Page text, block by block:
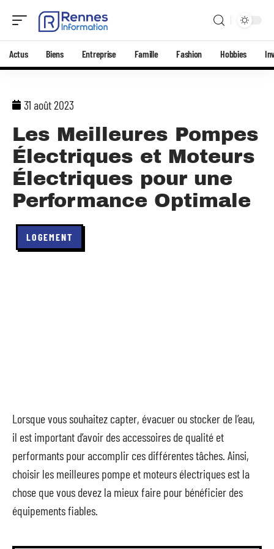
Actus Biens Entreprise Famille Fashion Hobbies
31 août 2023
Les Meilleures Pompes
Électriques et Moteurs
Électriques pour une
Performance Optimale
LOGEMENT
Lorsque vous souhaitez capter, évacuer ou stocker de l’eau,
il est important d’avoir des accessoires de qualité et
performants pour accomplir ces différentes tâches. Ainsi,
choisir les meilleures pompe et moteurs électriques est la
chose que vous devez la mieux faire pour bénéficier des
équipements fiables.